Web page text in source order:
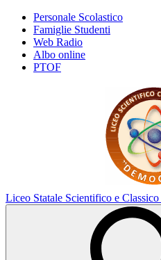
Personale Scolastico
Famiglie Studenti
Web Radio
Albo online
PTOF
Liceo Statale Scientifico e Classico